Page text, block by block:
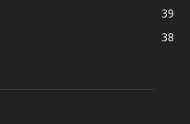
39
38